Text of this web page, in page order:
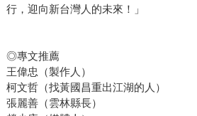
行，迎向新台灣人的未來！」
◎專文推薦
王偉忠（製作人）
柯文哲（找黃國昌重出江湖的人）
張麗善（雲林縣長）